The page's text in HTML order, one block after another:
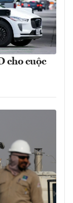
cho cuộc